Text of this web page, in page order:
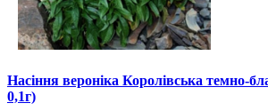
Насіння вероніка Королівська темно-
0,1г)